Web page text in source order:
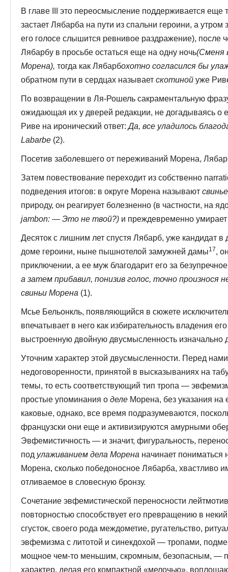
В главе III это переосмысление поддерживается
застает Лябарба на пути из спальни героини, а утром
его голосе слышится ревнивое раздражение), после
Лябарбу в просьбе остаться еще на одну ночь(Сменя
Морена), тогда как Лябарбохотно согласился бы
обратном пути в сердцах назы­вает скотиной уже
По возвращении в Ля-Рошель сакраментальную
ожидающая их у дверей редакции, не догадываясь о
Риве на иронический ответ:Да, все уладилось
Labarbe (2).
Посетив заболевшего от переживаний Морена,
Затем повествование переходит из собственно
подведения итогов: в округе Морена называют
природу, он реагирует болезненно (в частности, на
jambon: — Это не твой?) и преждевременно умирает
Десяток с лишним лет спустя Лябарб, уже кандидат в
доме героини, ныне пышнотелой замужней дамы17,
приключении, а ее муж благодарит его за
а затем прибавил, понизив голос, точно про­износя
свиньи Морена (1).
Мсье Бельонкль, появляющийся в сюжете
впечатывает в него как избирательность владения
выстроенную двойную двусмысленность изна­чально
Уточним характер этой двусмысленности. Перед
недоговоренности, принятой в высказываниях на
темы, то есть соответствующий тип тропа —
простые упоминания о деле Морена, без указания на
каковые, однако, все время подразумеваются,
французски они еще и активизируются амурными
Эвфемистичность — и значит, фигуральность,
под улаживанием дела Морена начинает пониматься
Морена, сколько победоносное Лябарба, хваст­ливо
отливаемое в словесную бронзу.
Сочетание эвфемистической переносности
повторностью способствует его превращению в
сгусток, своего рода междометие, ругатель­ство,
эвфемизма с литотой и синекдохой — тропами,
мощное чем-то мень­шим, скромным, безопасным, —
характер, де­лая его компактной «мелочью»,